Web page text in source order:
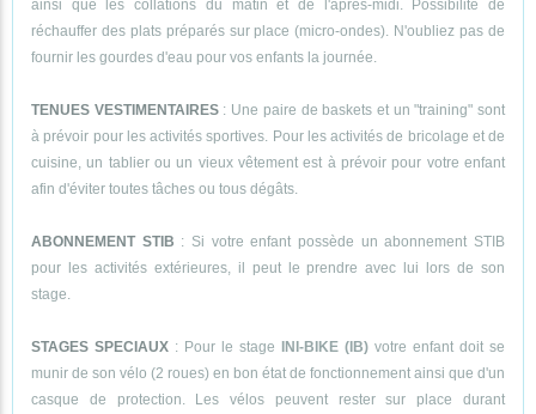
ainsi que les collations du matin et de l'après-midi. Possibilité de
réchauffer des plats préparés sur place (micro-ondes). N'oubliez pas de
fournir les gourdes d'eau pour vos enfants la journée.
TENUES VESTIMENTAIRES: Une paire de baskets et un "training" sont
à prévoir pour les activités sportives. Pour les activités de bricolage et de
cuisine, un tablier ou un vieux vêtement est à prévoir pour votre enfant
afin d'éviter toutes tâches ou tous dégâts.
ABONNEMENT STIB : Si votre enfant possède un abonnement STIB
pour les activités extérieures, il peut le prendre avec lui lors de son
stage.
STAGES SPECIAUX : Pour le stage INI-BIKE (IB) votre enfant doit se
munir de son vélo (2 roues) en bon état de fonctionnement ainsi que d'un
casque de protection. Les vélos peuvent rester sur place durant